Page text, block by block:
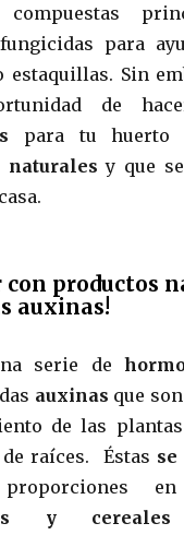
compuestas
para
estaquillas. Sin
de
para tu huerto
naturales y que
con productos
auxinas!
serie de
auxinas que
de las
raíces. Éstas
proporciones
y cereales